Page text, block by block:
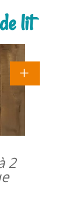
lit
2